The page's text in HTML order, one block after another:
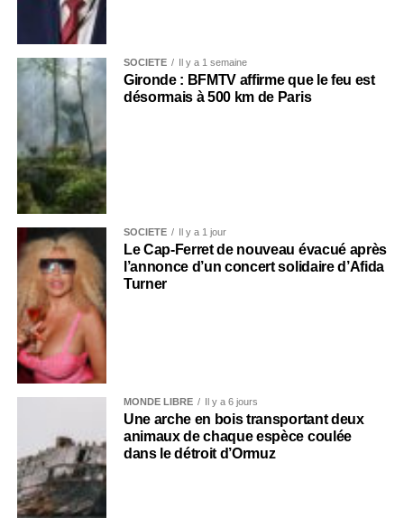
SOCIÉTÉ Il y a 1 semaine
Gironde : BFMTV affirme que le feu est
désormais à 500 km de Paris
SOCIÉTÉ Il y a 1 jour
Le Cap-Ferret de nouveau évacué après
l’annonce d’un concert solidaire d’Afida
Turner
MONDE LIBRE Il y a 6 jours
Une arche en bois transportant deux
animaux de chaque espèce coulée
dans le détroit d’Ormuz